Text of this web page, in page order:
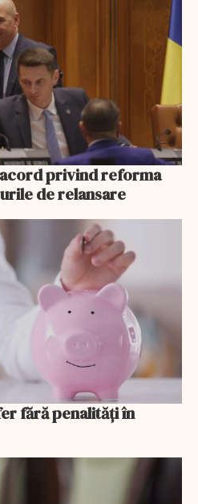
acord privind reforma
de relansare
fără penalități în